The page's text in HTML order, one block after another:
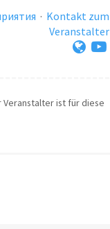
· Kontakt zum
Veranstalter
ist für diese